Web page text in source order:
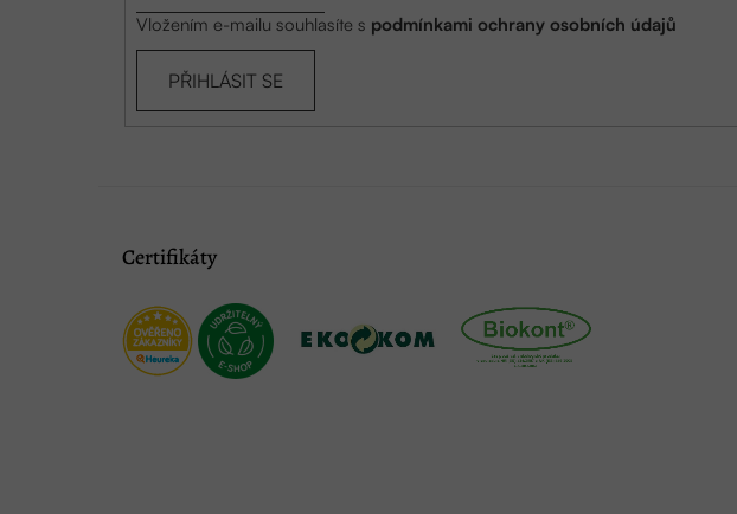
Vložením e-mailu souhlasíte s podmínkami ochrany osobních údajů
PŘIHLÁSIT SE
Certifikáty